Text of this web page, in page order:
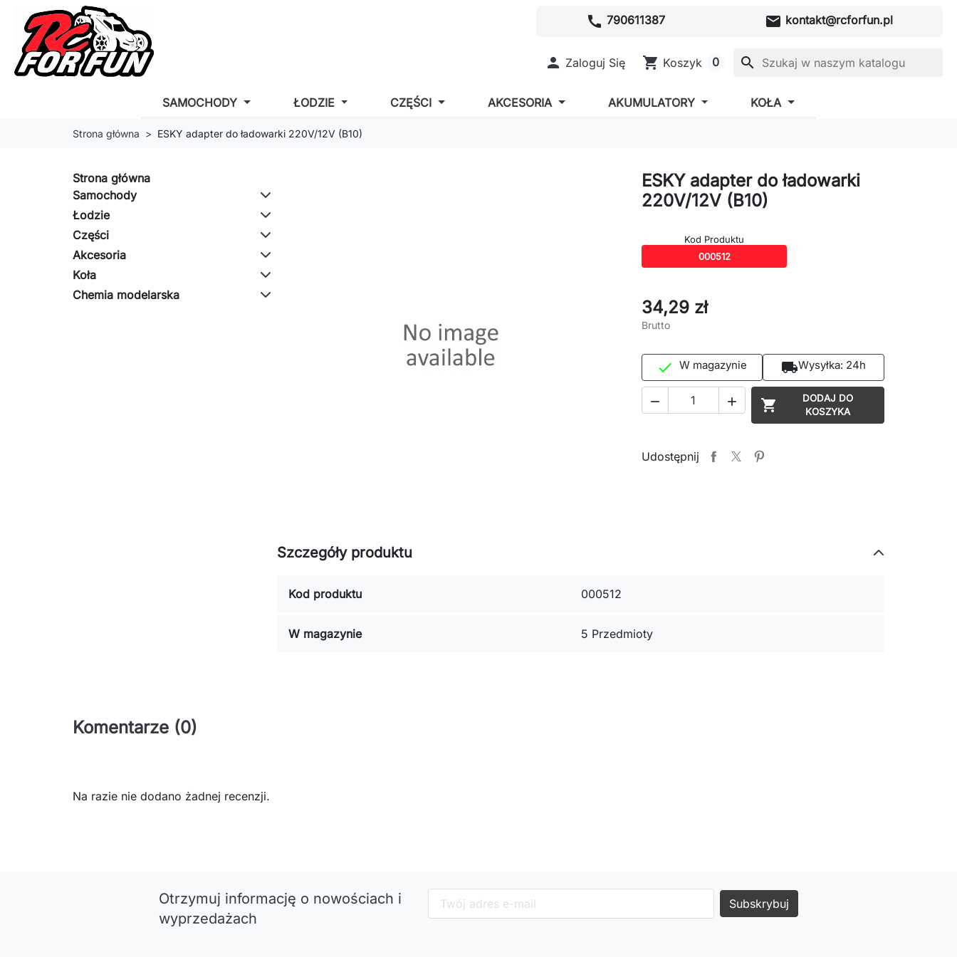
call 790611387 mail kontakt@rcforfun.pl
 Zaloguj Się shopping_cart Koszyk 0 search
SAMOCHODY ŁODZIE CZĘŚCI AKCESORIA AKUMULATORY KOŁA
Strona główna ESKY adapter do ładowarki 220V/12V (B10)
Strona główna
Samochody
Łodzie
Części
Akcesoria
Koła
Chemia modelarska
ESKY adapter do ładowarki
220V/12V (B10)
Kod Produktu
000512
34,29 zł
Brutto
 W magazynie local_shippingWysyłka: 24h
  
DODAJ DO
KOSZYKA
Udostępnij
Szczegóły produktu
Kod produktu 000512
W magazynie 5 Przedmioty
Komentarze (0)
Na razie nie dodano żadnej recenzji.
Otrzymuj informację o nowościach i
wyprzedażach